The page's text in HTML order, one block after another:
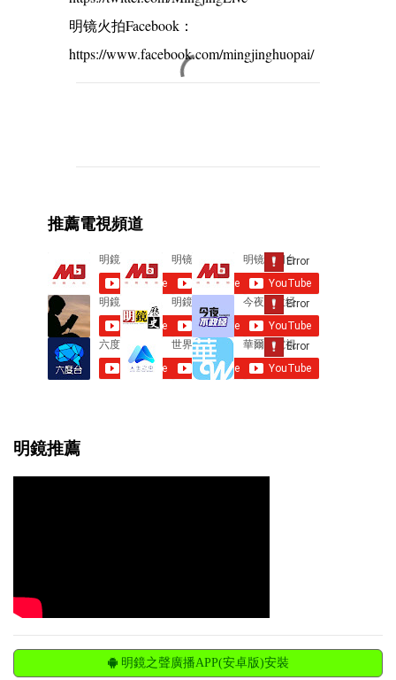
明镜火拍Facebook：
https://www.facebook.com/mingjinghuopai/
n
t
s
推薦電視頻道
明鏡推薦
明鏡之聲廣播APP(安卓版)安裝